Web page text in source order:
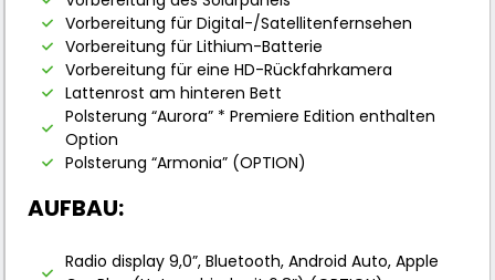
Vorbereitung für Digital-/Satellitenfernsehen
Vorbereitung für Lithium-Batterie
Vorbereitung für eine HD-Rückfahrkamera
Lattenrost am hinteren Bett
Polsterung “Aurora” * Premiere Edition enthalten
Option
Polsterung “Armonia” (OPTION)
AUFBAU:
Radio display 9,0”, Bluetooth, Android Auto, Apple